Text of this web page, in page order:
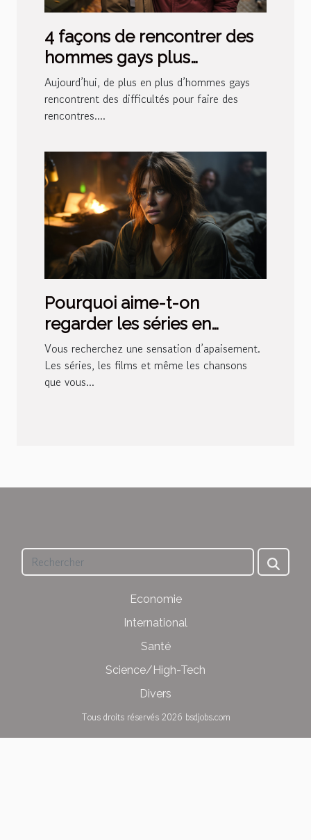
4 façons de rencontrer des
hommes gays plus
facilement
Aujourd’hui, de plus en plus d’hommes gays
rencontrent des difficultés pour faire des
rencontres....
Pourquoi aime-t-on
regarder les séries en
boucle ?
Vous recherchez une sensation d’apaisement.
Les séries, les films et même les chansons
que vous...
Economie
International
Santé
Science/High-Tech
Divers
Tous droits réservés 2026 bsdjobs.com